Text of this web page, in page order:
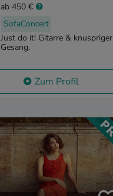
ab 450 €
SofaConcert
Just do it! Gitarre & knuspriger
Gesang.
Zum Profil